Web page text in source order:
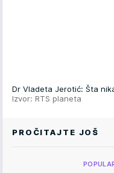
Dr Vladeta Jerotić: Šta
Izvor: RTS planeta
PROČITAJTE JOŠ